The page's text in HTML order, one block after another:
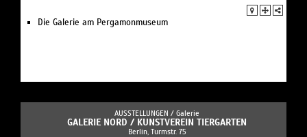
Die Galerie am Pergamonmuseum
AUSSTELLUNGEN / Galerie
GALERIE NORD / KUNSTVEREIN TIERGARTEN
Berlin, Turmstr. 75